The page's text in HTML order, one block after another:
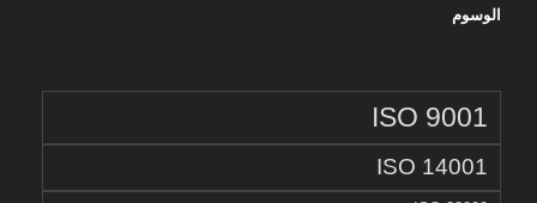
الوسوم
ISO 9001
ISO 14001